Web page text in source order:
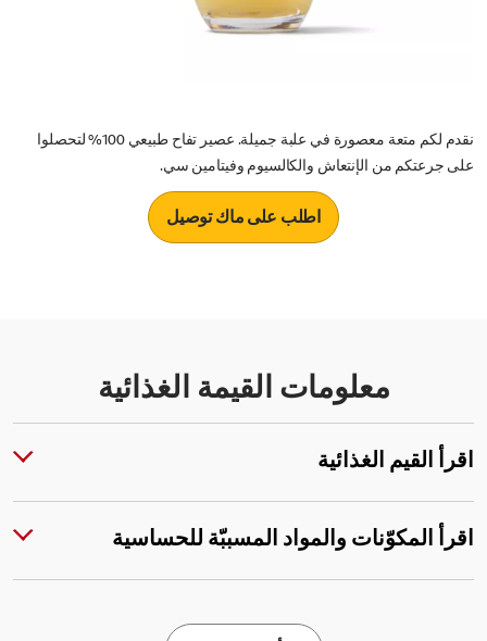
نقدم لكم متعة معصورة في علبة جميلة. عصير تفاح طبيعي 100% لتحصلوا
على جرعتكم من الإنتعاش والكالسيوم وفيتامين سي.
اطلب على ماك توصيل
معلومات القيمة الغذائية
اقرأ القيم الغذائية
اقرأ المكوّنات والمواد المسببّة للحساسية